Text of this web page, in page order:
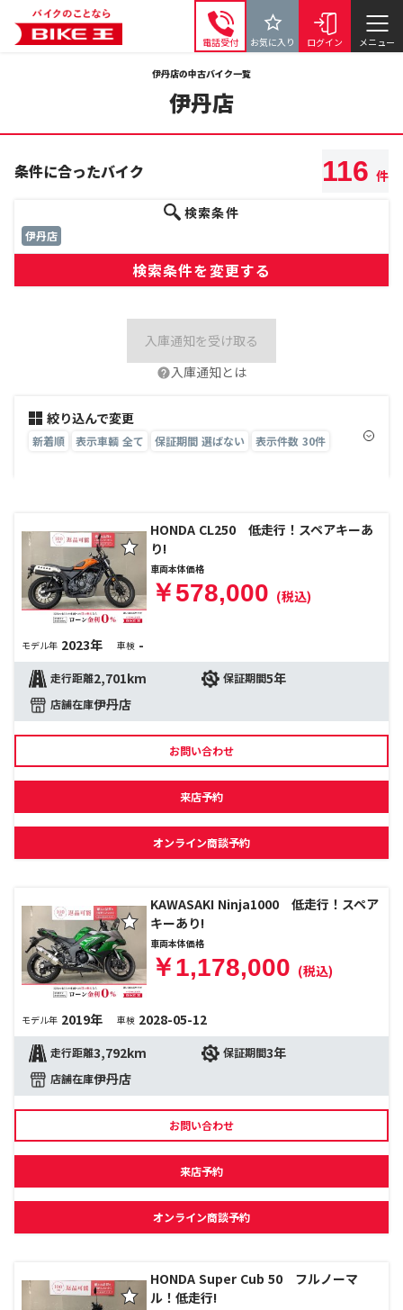
電話受付 お気に入り ログイン メニュー
伊丹店の中古バイク一覧
伊丹店
条件に合ったバイク 116 件
検索条件
伊丹店
検索条件を変更する
入庫通知を受け取る
入庫通知とは
絞り込んで変更
新着順 表示車輌 全て 保証期間 選ばない 表示件数 30件
HONDA CL250 低走行！スペアキーあ
り!
車両本体価格
￥578,000 (税込)
モデル年 2023年 車検 -
走行距離2,701km 保証期間5年
店舗在庫伊丹店
お問い合わせ
来店予約
オンライン商談予約
KAWASAKI Ninja1000 低走行！スペア
キーあり!
車両本体価格
￥1,178,000 (税込)
モデル年 2019年 車検 2028-05-12
走行距離3,792km 保証期間3年
店舗在庫伊丹店
お問い合わせ
来店予約
オンライン商談予約
HONDA Super Cub 50 フルノーマ
ル！低走行!